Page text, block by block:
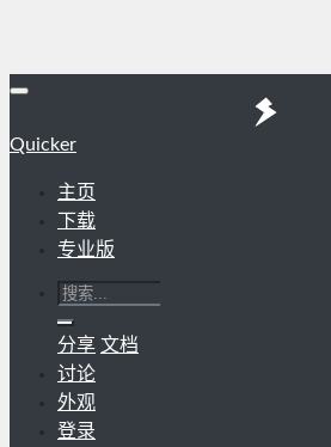
Quicker
主页
下载
专业版
分享 文档
讨论
外观
登录